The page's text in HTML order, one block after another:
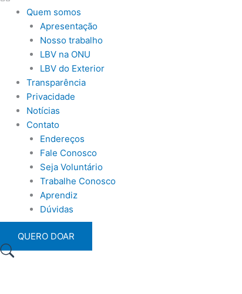
Quem somos
Apresentação
Nosso trabalho
LBV na ONU
LBV do Exterior
Transparência
Privacidade
Notícias
Contato
Endereços
Fale Conosco
Seja Voluntário
Trabalhe Conosco
Aprendiz
Dúvidas
QUERO DOAR